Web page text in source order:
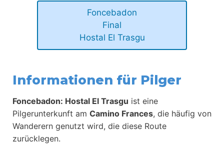
Foncebadon
Final
Hostal El Trasgu
Informationen für Pilger
Foncebadon: Hostal El Trasgu ist eine
Pilgerunterkunft am Camino Frances, die häufig von
Wanderern genutzt wird, die diese Route
zurücklegen.